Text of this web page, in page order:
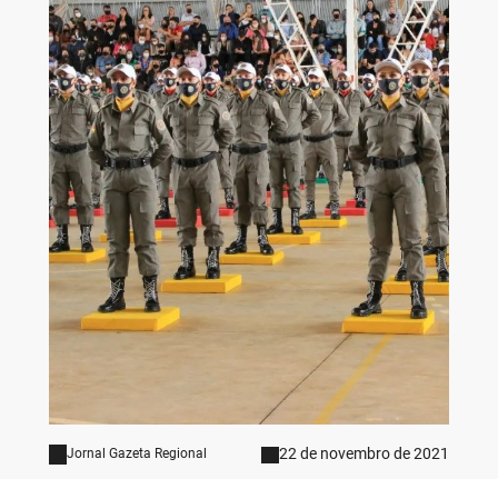
Jornal Gazeta Regional 22 de novembro de 2021